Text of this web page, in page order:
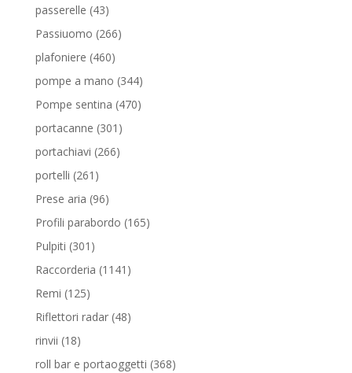
passerelle 4343
prodotti
Passiuomo 266266
plafoniere 460460
prodotti
pompe a mano 344344
prodotti
Pompe sentina 470470
portacanne 301 301
prodotti
portachiavi 266266
portelli 261 261
prodotti
Prese aria 9696
prodotti
Profili parabordo 165165
Pulpiti 301 301
prodotti
Raccorderia 1141 1141
Remi 125125
prodotti
Riflettori radar 4848
rinvii 1818
prodotti
roll bar e portaoggetti 368368